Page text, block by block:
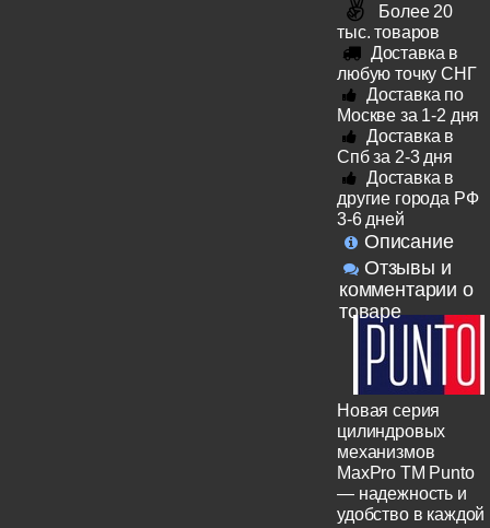
Более 20
тыс. товаров
Доставка в
любую точку СНГ
Доставка по
Москве за 1-2 дня
Доставка в
Спб за 2-3 дня
Доставка в
другие города РФ
3-6 дней
Описание
Отзывы и
комментарии о
товаре
Новая серия
цилиндровых
механизмов
MaxPro TM Punto
— надежность и
удобство в каждой